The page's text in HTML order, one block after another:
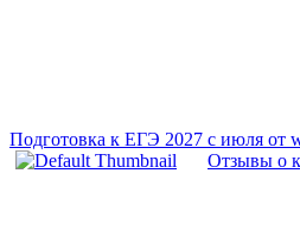
Подготовка к ЕГЭ 2027 с июля от
Отзывы о